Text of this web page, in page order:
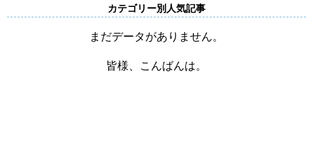
カテゴリー別人気記事
まだデータがありません。
皆様、こんばんは。